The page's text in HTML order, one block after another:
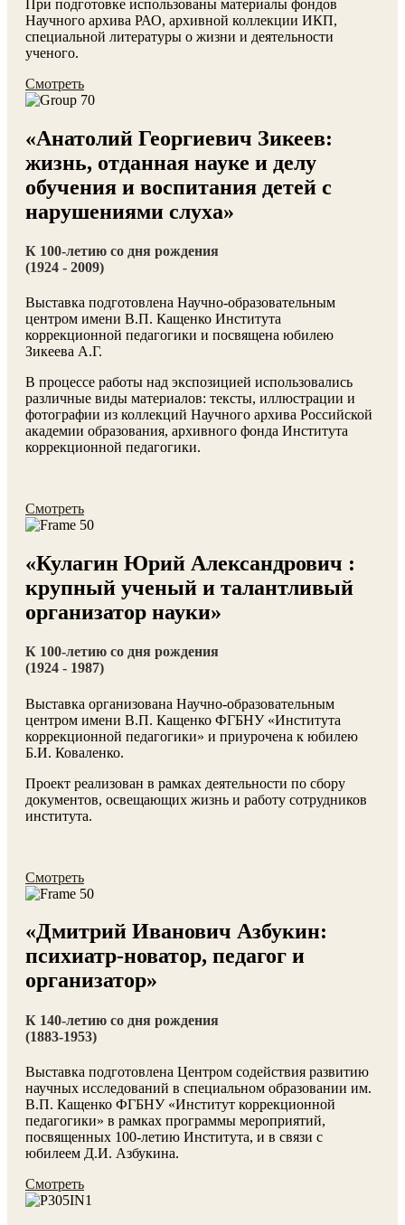
При подготовке использованы материалы фондов
Научного архива РАО, архивной коллекции ИКП,
специальной литературы о жизни и деятельности
ученого.
Смотреть
«Анатолий Георгиевич Зикеев:
жизнь, отданная науке и делу
обучения и воспитания детей с
нарушениями слуха»
К 100-летию со дня рождения
(1924 - 2009)
Выставка подготовлена Научно-образовательным
центром имени В.П. Кащенко Института
коррекционной педагогики и посвящена юбилею
Зикеева А.Г.
В процессе работы над экспозицией использовались
различные виды материалов: тексты, иллюстрации и
фотографии из коллекций Научного архива Российской
академии образования, архивного фонда Института
коррекционной педагогики.
Смотреть
«Кулагин Юрий Александрович :
крупный ученый и талантливый
организатор науки»
К 100-летию со дня рождения
(1924 - 1987)
Выставка организована Научно-образовательным
центром имени В.П. Кащенко ФГБНУ «Института
коррекционной педагогики» и приурочена к юбилею
Б.И. Коваленко.
Проект реализован в рамках деятельности по сбору
документов, освещающих жизнь и работу сотрудников
института.
Смотреть
«Дмитрий Иванович Азбукин:
психиатр-новатор, педагог и
организатор»
К 140-летию со дня рождения
(1883-1953)
Выставка подготовлена Центром содействия развитию
научных исследований в специальном образовании им.
В.П. Кащенко ФГБНУ «Институт коррекционной
педагогики» в рамках программы мероприятий,
посвященных 100-летию Института, и в связи с
юбилеем Д.И. Азбукина.
Смотреть